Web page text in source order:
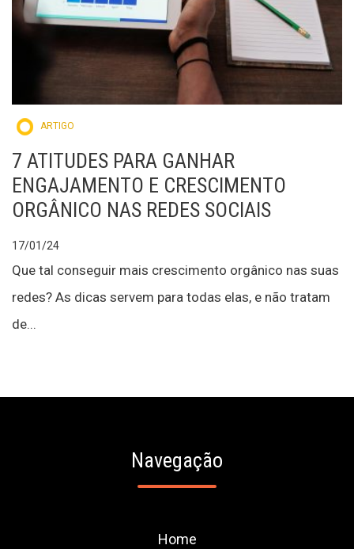
ARTIGO
7 ATITUDES PARA GANHAR
ENGAJAMENTO E CRESCIMENTO
ORGÂNICO NAS REDES SOCIAIS
17/01/24
Que tal conseguir mais crescimento orgânico nas suas
redes? As dicas servem para todas elas, e não tratam
de...
Navegação
Home